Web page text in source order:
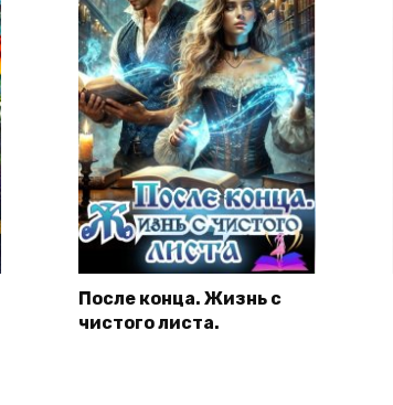
После конца. Жизнь с
чистого листа.